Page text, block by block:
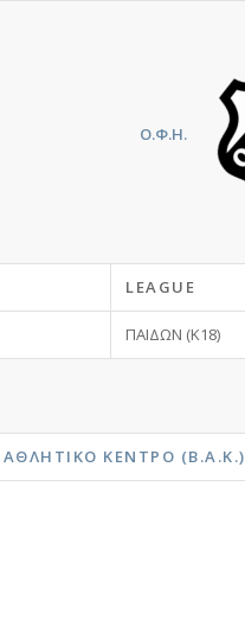
Ο.Φ.Η.
LEAGUE
ΠΑΙΔΩΝ (Κ18)
ΚΈΝΤΡΟ (Β.Α.Κ.)